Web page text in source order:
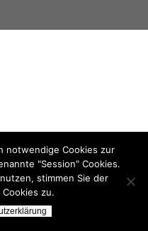
notwendige Cookies zur
"Session" Cookies.
stimmen Sie der
zu.